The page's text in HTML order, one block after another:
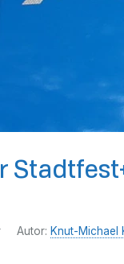
Autor: Knut-Michael